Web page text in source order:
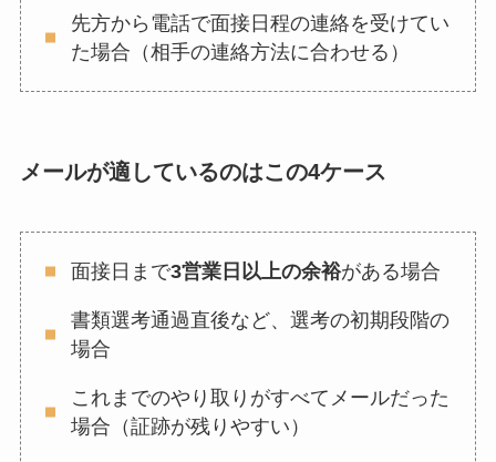
先方から電話で面接日程の連絡を受けてい
た場合（相手の連絡方法に合わせる）
メールが適しているのはこの4ケース
面接日まで3営業日以上の余裕がある場合
書類選考通過直後など、選考の初期段階の
場合
これまでのやり取りがすべてメールだった
場合（証跡が残りやすい）